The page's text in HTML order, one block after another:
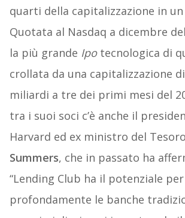
quarti della capitalizzazione in un
Quotata al Nasdaq a dicembre
la più grande Ipotecnologica di
crollata da una capitalizzazione
miliardi a tre dei primi mesi del
tra i suoi soci c’è anche il
Harvard ed ex ministro del
Summers, che in passato ha
“Lending Club ha il potenziale
profondamente le banche